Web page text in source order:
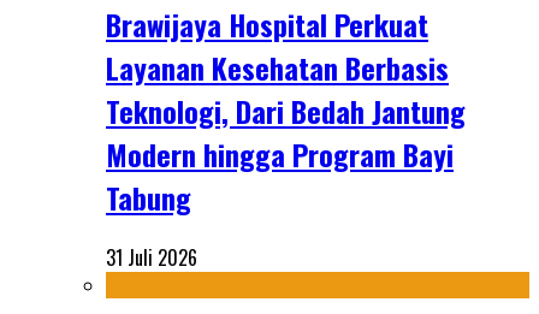
Brawijaya Hospital Perkuat
Layanan Kesehatan Berbasis
Teknologi, Dari Bedah Jantung
Modern hingga Program Bayi
Tabung
31 Juli 2026